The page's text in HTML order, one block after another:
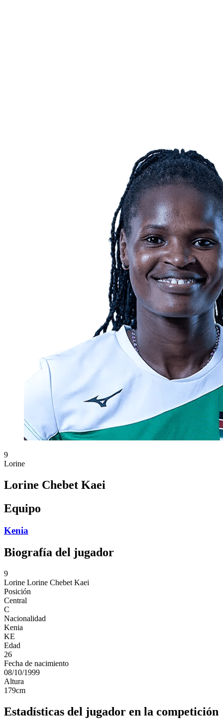
9
Lorine
Lorine Chebet Kaei
Equipo
Kenia
Biografía del jugador
9
Lorine Lorine Chebet Kaei
Posición
Central
C
Nacionalidad
Kenia
KE
Edad
26
Fecha de nacimiento
08/10/1999
Altura
179cm
Estadísticas del jugador en la competición